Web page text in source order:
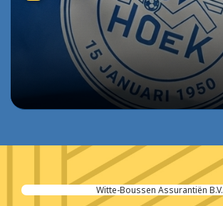
Witte-Boussen Assurantiën B.V.